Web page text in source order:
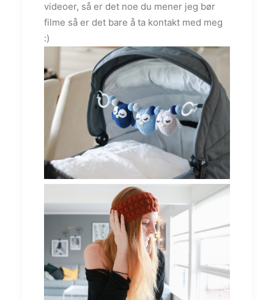
videoer, så er det noe du mener jeg bør
filme så er det bare å ta kontakt med meg
:)